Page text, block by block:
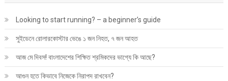
Looking to start running? – a beginner’s guide
সুইডেনে রোলারকোস্টার ভেঙে ১ জন নিহত, ৭ জন আহত
আজ মে দিবস! বাংলাদেশের শিক্ষিত শ্রমিকদের ভাগ্যে কি আছে?
আগুন হতে কিভাবে নিজেকে নিরাপদ রাখবেন?